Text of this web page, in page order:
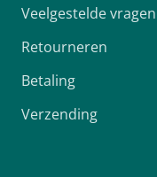
Veelgestelde vragen
Retourneren
Betaling
Verzending